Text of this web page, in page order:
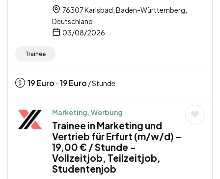
76307 Karlsbad, Baden-Württemberg,
Deutschland
03/08/2026
Trainee
19Euro -19Euro / Stunde
Marketing, Werbung
Trainee in Marketing und
Vertrieb für Erfurt (m/w/d) –
19,00 € / Stunde –
Vollzeitjob, Teilzeitjob,
Studentenjob